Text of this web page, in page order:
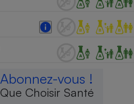
Abonnez-vous !
Que Choisir Santé